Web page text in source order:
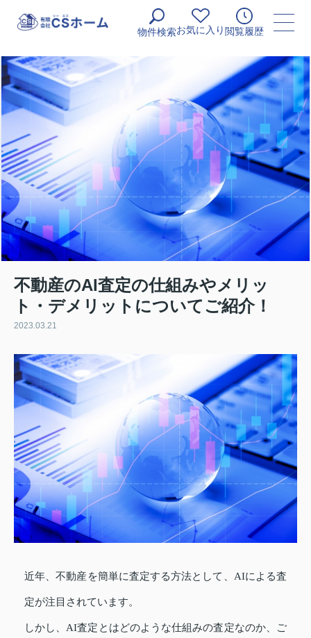
物件検索お気に入り 閲覧履歴
不動産のAI査定の仕組みやメリッ
ト・デメリットについてご紹介！
2023.03.21
近年、不動産を簡単に査定する方法として、AIによる査
定が注目されています。
しかし、AI査定とはどのような仕組みの査定なのか、ご